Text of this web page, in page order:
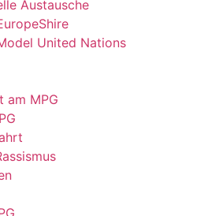
Austausche
United Nations
am MPG